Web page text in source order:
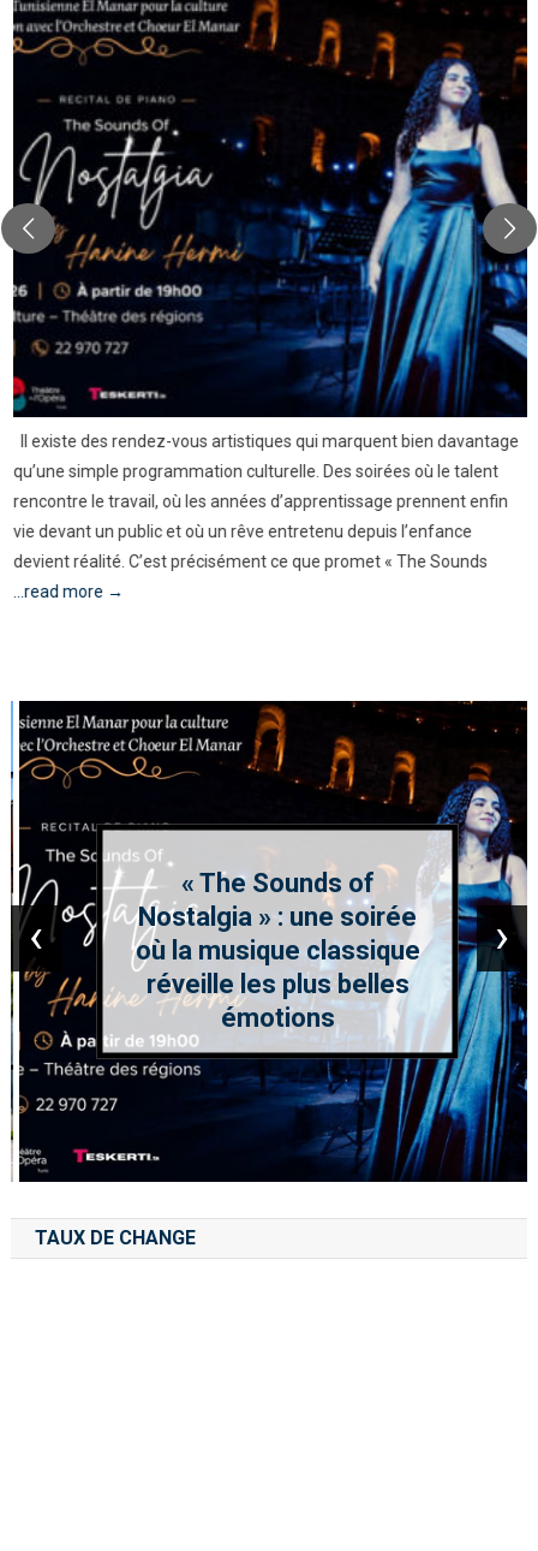
Il existe des rendez-vous artistiques qui marquent bien davantage
qu’une simple programmation culturelle. Des soirées où le talent
rencontre le travail, où les années d’apprentissage prennent enfin
vie devant un public et où un rêve entretenu depuis l’enfance
devient réalité. C’est précisément ce que promet « The Sounds
...read more →
« The Sounds of
Nostalgia » : une soirée
où la musique classique
réveille les plus belles
émotions
‹ ›
TAUX DE CHANGE